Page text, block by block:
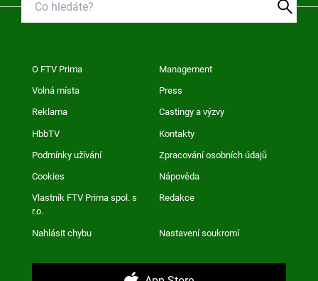
O FTV Prima Management
Volná místa Press
Reklama Castingy a výzvy
HbbTV Kontakty
Podmínky užívání Zpracování osobních údajů
Cookies Nápověda
Vlastník FTV Prima spol. s
r.o.
Redakce
Nahlásit chybu Nastavení soukromí